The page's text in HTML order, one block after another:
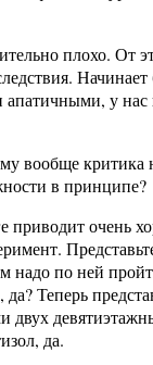
плохо. От
у нас
вообще критика
в принципе?
приводит очень
надо по ней
да? Теперь
двух
да.